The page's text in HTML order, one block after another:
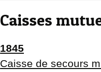
Caisses
1845
Caisse de secours